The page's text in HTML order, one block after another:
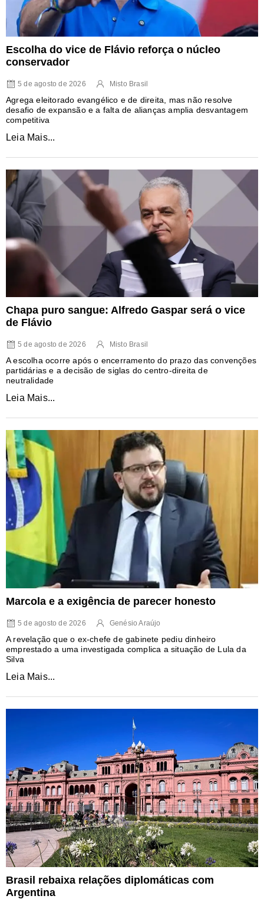
Escolha do vice de Flávio reforça o núcleo
conservador
5 de agosto de 2026 Misto Brasil
Agrega eleitorado evangélico e de direita, mas não resolve
desafio de expansão e a falta de alianças amplia desvantagem
competitiva
Leia Mais...
Chapa puro sangue: Alfredo Gaspar será o vice
de Flávio
5 de agosto de 2026 Misto Brasil
A escolha ocorre após o encerramento do prazo das convenções
partidárias e a decisão de siglas do centro-direita de
neutralidade
Leia Mais...
Marcola e a exigência de parecer honesto
5 de agosto de 2026 Genésio Araújo
A revelação que o ex-chefe de gabinete pediu dinheiro
emprestado a uma investigada complica a situação de Lula da
Silva
Leia Mais...
Brasil rebaixa relações diplomáticas com
Argentina